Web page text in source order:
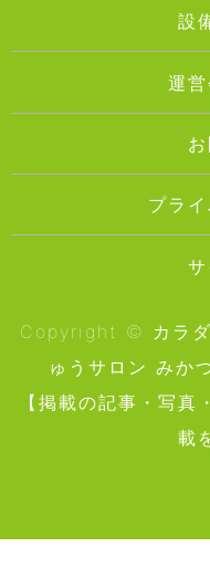
設
運
プラ
Copyright © カラダ
ゅうサロン みか
【掲載の記事・写
載